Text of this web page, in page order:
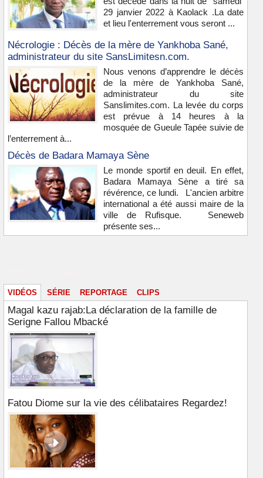
29 janvier 2022 à Kaolack .La date
et lieu l'enterrement vous seront ...
Nécrologie : Décès de la mère de Yankhoba Sané,
administrateur du site SansLimitesn.com.
Nous venons d’apprendre le décès
de la mère de Yankhoba Sané,
administrateur du site
Sanslimites.com. La levée du corps
est prévue à 14 heures à la
mosquée de Gueule Tapée suivie de
l’enterrement à...
Décès de Badara Mamaya Sène
Le monde sportif en deuil. En effet,
Badara Mamaya Sène a tiré sa
révérence, ce lundi. L'ancien arbitre
international a été aussi maire de la
ville de Rufisque. Seneweb
présente ses...
VIDÉOS SÉRIE REPORTAGE CLIPS
Magal kazu rajab:La déclaration de la famille de
Serigne Fallou Mbacké
Fatou Diome sur la vie des célibataires Regardez!